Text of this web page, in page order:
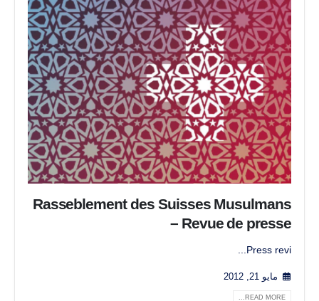
Rasseblement des Suisses Musulmans
– Revue de presse
Press revi...
مايو 21, 2012
READ MORE...